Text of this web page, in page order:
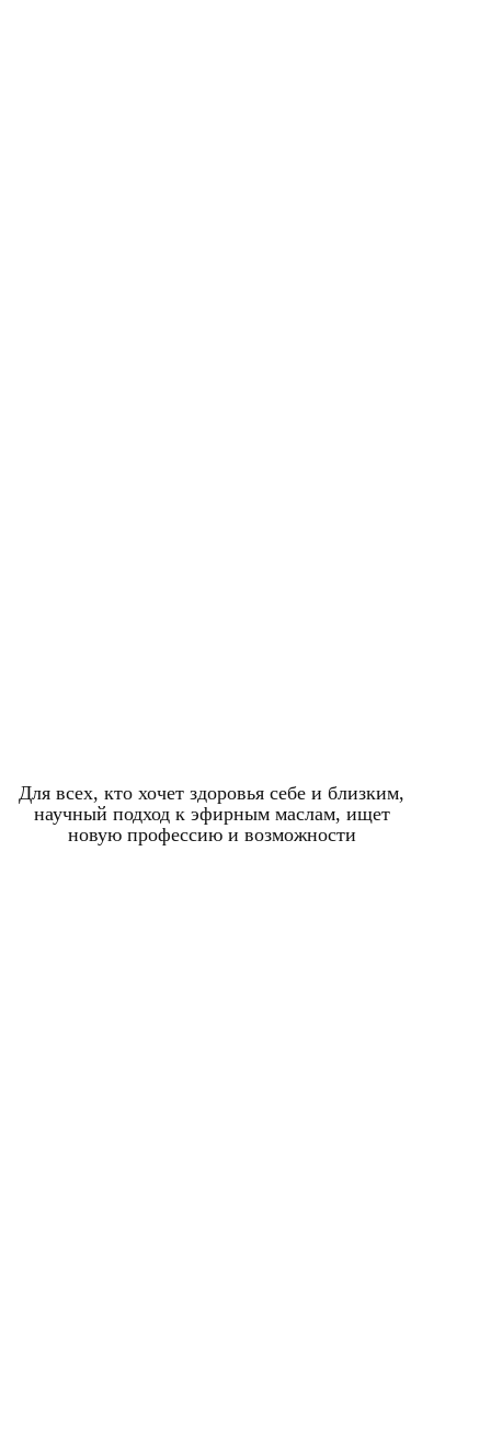
Для всех, кто хочет здоровья себе и близким,
научный подход к эфирным маслам, ищет
новую профессию и возможности